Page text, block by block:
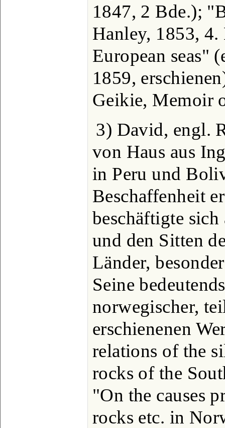
1847, 2 Bde.);
Hanley, 1853,
European seas"
1859,
Geikie, Memoir
3) David, engl.
von Haus aus
in Peru und
Beschaffenheit
beschäftigte
und den Sitten
Länder,
Seine
norwegischer,
erschienenen
relations of the
rocks of the
"On the causes
rocks etc. in